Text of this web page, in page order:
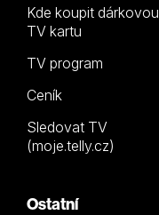
Kde koupit dárkovou
TV kartu
TV program
Ceník
Sledovat TV
(moje.telly.cz)
Ostatní